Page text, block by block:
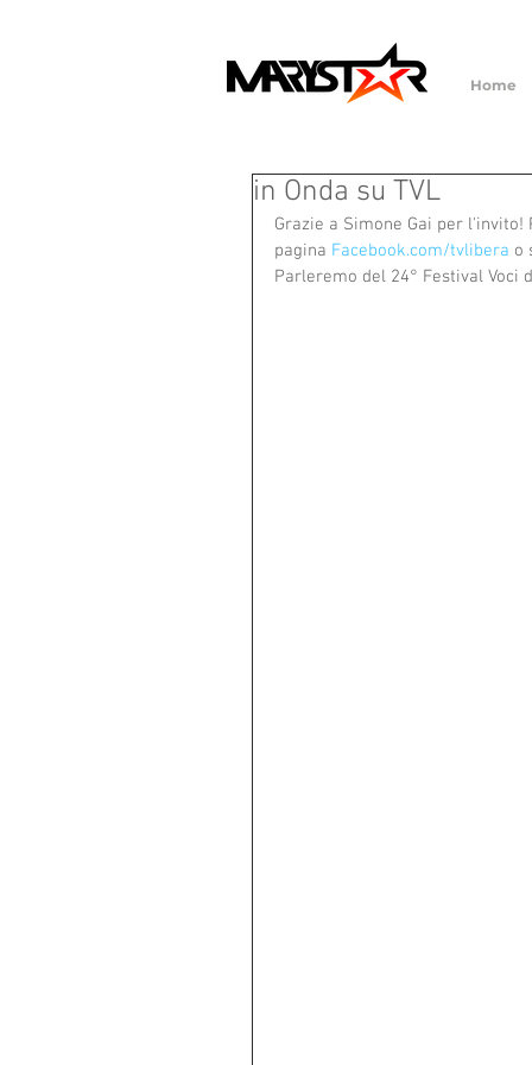
Home
in Onda su TVL
Grazie a Simone Gai per l'invito!
pagina Facebook.com/tvlibera o
Parleremo del 24° Festival Voci